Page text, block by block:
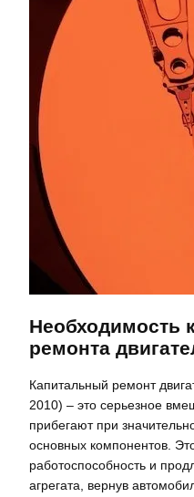
Необходимость
ремонта
Капитальный ремонт
2010) – это серьезное
прибегают при
основных компонентов.
работоспособность и
агрегата, вернув